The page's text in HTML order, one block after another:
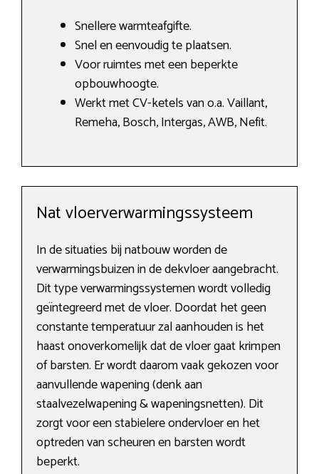
Snellere warmteafgifte.
Snel en eenvoudig te plaatsen.
Voor ruimtes met een beperkte
opbouwhoogte.
Werkt met CV-ketels van o.a. Vaillant,
Remeha, Bosch, Intergas, AWB, Nefit.
Nat vloerverwarmingssysteem
In de situaties bij natbouw worden de
verwarmingsbuizen in de dekvloer aangebracht.
Dit type verwarmingssystemen wordt volledig
geïntegreerd met de vloer. Doordat het geen
constante temperatuur zal aanhouden is het
haast onoverkomelijk dat de vloer gaat krimpen
of barsten. Er wordt daarom vaak gekozen voor
aanvullende wapening (denk aan
staalvezelwapening & wapeningsnetten). Dit
zorgt voor een stabielere ondervloer en het
optreden van scheuren en barsten wordt
beperkt.